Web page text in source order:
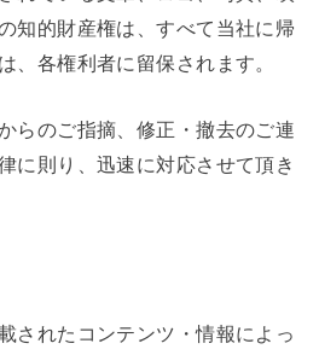
知的財産権は、すべて当社に帰
、各権利者に留保されます。
らのご指摘、修正・撤去のご連
に則り、迅速に対応させて頂き
されたコンテンツ・情報によっ